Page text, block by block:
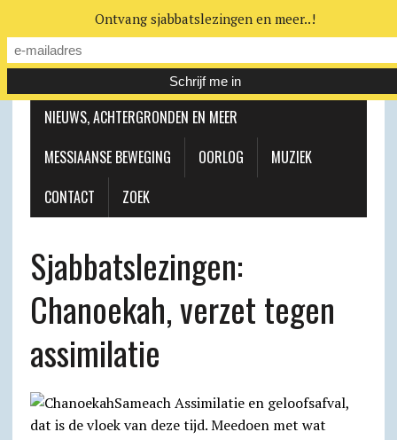
MESSIAANSE GEMEENTE
NIEUWS, ACHTERGRONDEN EN MEER
MESSIAANSE BEWEGING
OORLOG
MUZIEK
CONTACT
ZOEK
Sjabbats­lezingen:
Chanoekah, verzet tegen
assimilatie
Ontvang sjabbatslezingen en meer..!